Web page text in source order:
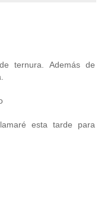
ternura. Además de
esta tarde para